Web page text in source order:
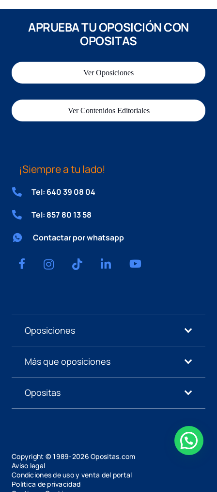
APRUEBA TU OPOSICIÓN CON
OPOSITAS
Ver Oposiciones
Ver Contenidos Editoriales
¡Siempre a tu lado!
Tel: 640 39 08 04
Tel: 857 80 13 58
Contactar por whatsapp
Oposiciones
Más que oposiciones
Opositas
Copyright © 1989-2026 Opositas.com
Aviso legal
Condiciones de uso y venta del portal
Política de privacidad